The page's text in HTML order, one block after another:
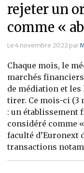
rejeter un
comme «
Le 4 novembre 2022 par
Chaque mois, le
marchés
de médiation et les
tirer. Ce mois-ci (3
: un établissement
considéré comme
faculté d’Euronext
transactions